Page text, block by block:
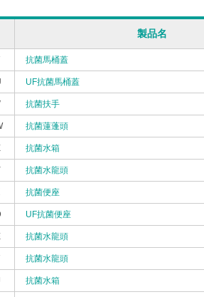
製品名
抗菌馬桶蓋
UF抗菌馬桶蓋
抗菌扶手
抗菌蓮蓬頭
抗菌水箱
抗菌水龍頭
抗菌便座
UF抗菌便座
抗菌水龍頭
抗菌水龍頭
抗菌水箱